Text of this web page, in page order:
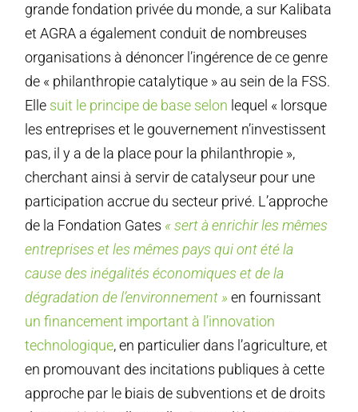
grande fondation privée du monde, a sur Kalibata
et AGRA a également conduit de nombreuses
organisations à dénoncer l’ingérence de ce genre
de « philanthropie catalytique » au sein de la FSS.
Elle suit le principe de base selon lequel « lorsque
les entreprises et le gouvernement n’investissent
pas, il y a de la place pour la philanthropie »,
cherchant ainsi à servir de catalyseur pour une
participation accrue du secteur privé. L’approche
de la Fondation Gates « sert à enrichir les mêmes
entreprises et les mêmes pays qui ont été la
cause des inégalités économiques et de la
dégradation de l’environnement » en fournissant
un financement important à l’innovation
technologique, en particulier dans l’agriculture, et
en promouvant des incitations publiques à cette
approche par le biais de subventions et de droits